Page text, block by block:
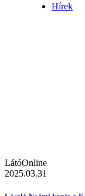
Hírek
LátóOnline
2025.03.31